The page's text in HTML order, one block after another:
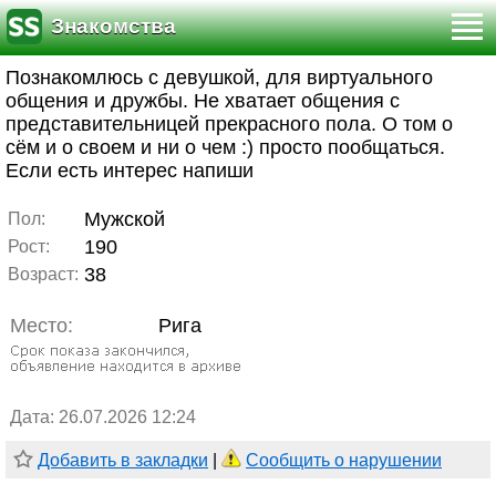
Знакомства
Познакомлюсь с девушкой, для виртуального
общения и дружбы. Не хватает общения с
представительницей прекрасного пола. О том о
сём и о своем и ни о чем :) просто пообщаться.
Если есть интерес напиши
Пол: Мужской
Рост: 190
Возраст: 38
Место: Рига
Дата: 26.07.2026 12:24
Добавить в закладки Сообщить о нарушении